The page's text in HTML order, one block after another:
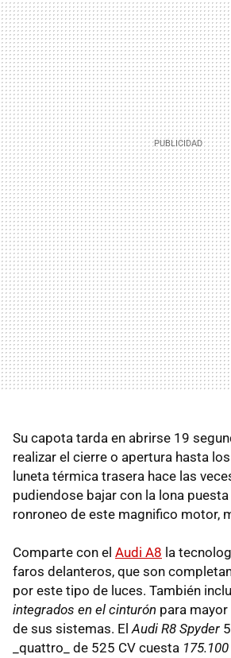
Su capota tarda en abrirse 19
realizar el cierre o apertura hasta
luneta térmica trasera hace las
pudiendose bajar con la lona puesta
ronroneo de este magnifico motor,
Comparte con el Audi A8 la
faros delanteros, que son
por este tipo de luces. También
integrados en el cinturón para
de sus sistemas. ElAudi R8 Spyder
_quattro_ de 525 CV cuesta